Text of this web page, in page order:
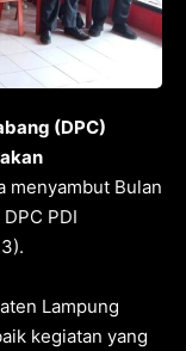
(DPC)
menyambut Bulan
PDI
Lampung
kegiatan yang